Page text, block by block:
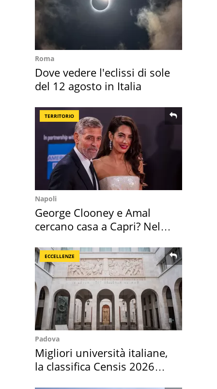
Roma
Dove vedere l'eclissi di sole
del 12 agosto in Italia
TERRITORIO
Napoli
George Clooney e Amal
cercano casa a Capri? Nel
ECCELLENZE
Padova
Migliori università italiane,
la classifica Censis 2026